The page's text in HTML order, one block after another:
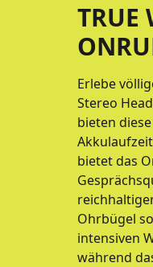
TRUE
Erlebe
Stereo
bieten
bietet das
Ohrbügel
intensiven
während